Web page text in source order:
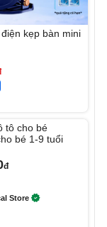
kẹp bàn mini
tô cho bé
bé 1-9 tuổi
đ
Store